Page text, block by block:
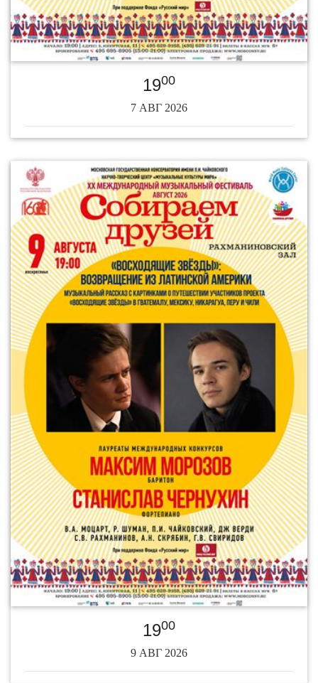
1900
7 АВГ 2026
1900
9 АВГ 2026